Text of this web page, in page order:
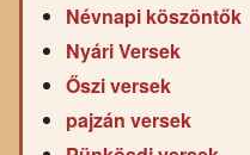
Névnapi köszöntők
Nyári Versek
Őszi versek
pajzán versek